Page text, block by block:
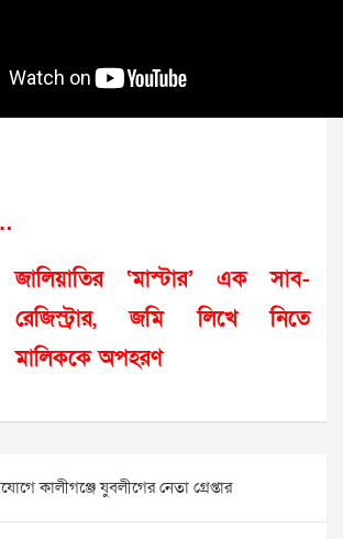
জালিয়াতির ‘মাস্টার’ এক সাব-
রেজিস্ট্রার, জমি লিখে নিতে
মালিককে অপহরণ
কালীগঞ্জে যুবলীগের নেতা গ্রেপ্তার